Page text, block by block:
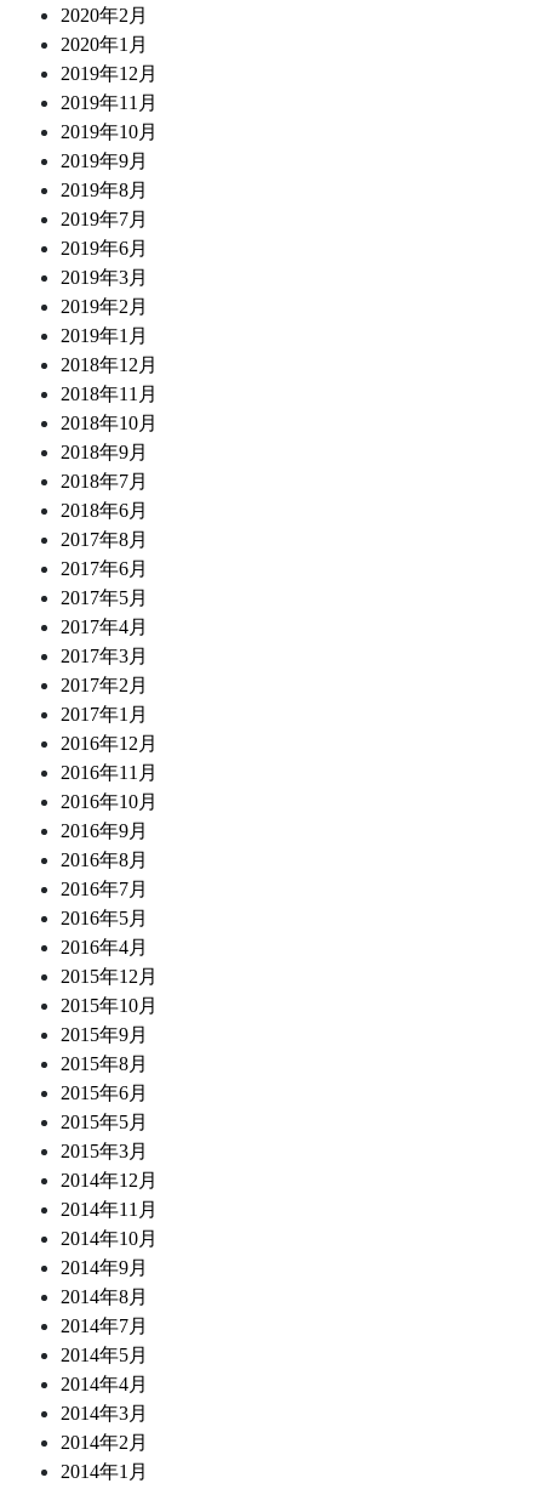
2020年2月
2020年1月
2019年12月
2019年11月
2019年10月
2019年9月
2019年8月
2019年7月
2019年6月
2019年3月
2019年2月
2019年1月
2018年12月
2018年11月
2018年10月
2018年9月
2018年7月
2018年6月
2017年8月
2017年6月
2017年5月
2017年4月
2017年3月
2017年2月
2017年1月
2016年12月
2016年11月
2016年10月
2016年9月
2016年8月
2016年7月
2016年5月
2016年4月
2015年12月
2015年10月
2015年9月
2015年8月
2015年6月
2015年5月
2015年3月
2014年12月
2014年11月
2014年10月
2014年9月
2014年8月
2014年7月
2014年5月
2014年4月
2014年3月
2014年2月
2014年1月